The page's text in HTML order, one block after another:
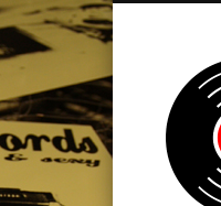
LABEL |
VimeoDribble LinkedIn